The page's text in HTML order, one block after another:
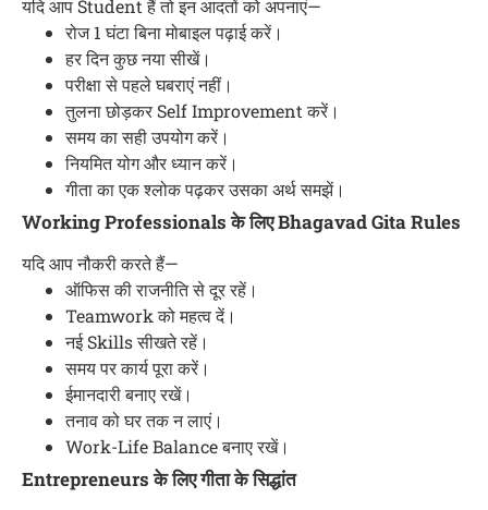
यदि आप Student हैं तो इन आदतों को अपनाएं—
रोज 1 घंटा बिना मोबाइल पढ़ाई करें।
हर दिन कुछ नया सीखें।
परीक्षा से पहले घबराएं नहीं।
तुलना छोड़कर Self Improvement करें।
समय का सही उपयोग करें।
नियमित योग और ध्यान करें।
गीता का एक श्लोक पढ़कर उसका अर्थ समझें।
Working Professionals के लिए Bhagavad Gita Rules
यदि आप नौकरी करते हैं—
ऑफिस की राजनीति से दूर रहें।
Teamwork को महत्व दें।
नई Skills सीखते रहें।
समय पर कार्य पूरा करें।
ईमानदारी बनाए रखें।
तनाव को घर तक न लाएं।
Work-Life Balance बनाए रखें।
Entrepreneurs के लिए गीता के सिद्धांत